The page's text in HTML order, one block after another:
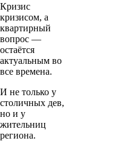
Кризис
кризисом, а
квартирный
вопрос —
остаётся
актуальным во
все времена.
И не только у
столичных дев,
но и у
жительниц
региона.